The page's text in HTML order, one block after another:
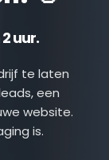
uur.
te laten
een
website.
is.